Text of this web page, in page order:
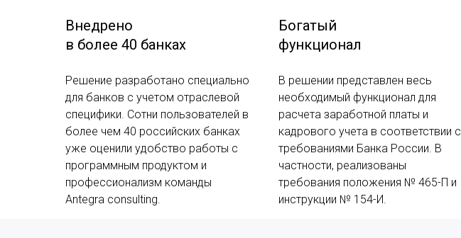
Внедрено
в более 40 банках
Решение разработано специально
для банков с учетом отраслевой
специфики. Сотни пользователей в
более чем 40 российских банках
уже оценили удобство работы с
программным продуктом и
профессионализм команды
Antegra consulting.
Богатый
функционал
В решении представлен весь
необходимый функционал для
расчета заработной платы и
кадрового учета в соответствии с
требованиями Банка России. В
частности, реализованы
требования положения № 465-П и
инструкции № 154-И.